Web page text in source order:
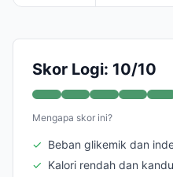
Skor Logi: 10/10
Mengapa skor ini?
✓ Beban glikemik dan
✓ Kalori rendah dan